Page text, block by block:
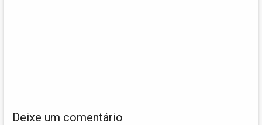
Deixe um comentário